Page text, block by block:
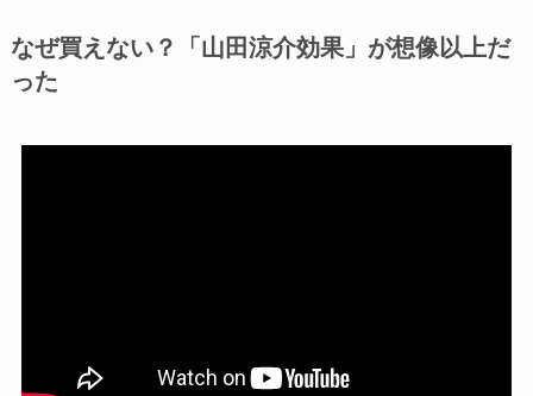
なぜ買えない？「山田涼介効果」が想像以上だ
った